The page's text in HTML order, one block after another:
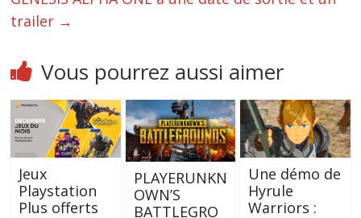
trailer →
Vous pourrez aussi aimer
Jeux
Playstation
Plus offerts
PLAYERUNKN
OWN’S
BATTLEGRO
Une démo de
Hyrule
Warriors :